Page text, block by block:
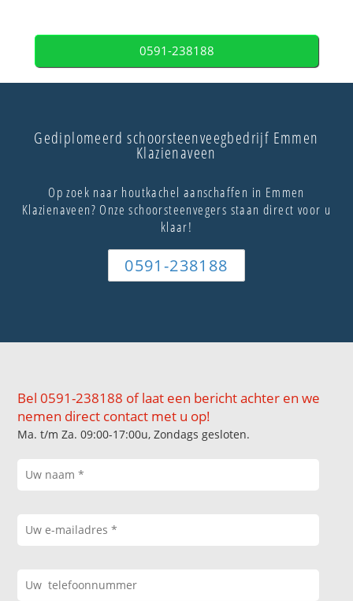
0591-238188
Gediplomeerd schoorsteenveegbedrijf Emmen
Klazienaveen
Op zoek naar houtkachel aanschaffen in Emmen
Klazienaveen? Onze schoorsteenvegers staan direct voor u
klaar!
0591-238188
Bel 0591-238188 of laat een bericht achter en we
nemen direct contact met u op!
Ma. t/m Za. 09:00-17:00u, Zondags gesloten.